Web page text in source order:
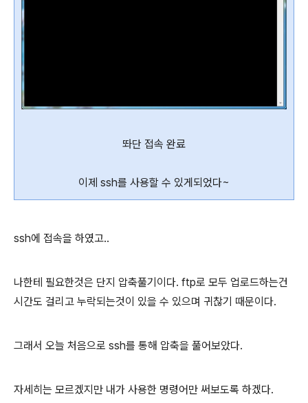
똬단 접속 완료
이제 ssh를 사용할 수 있게되었다~
ssh에 접속을 하였고..
나한테 필요한것은 단지 압축풀기이다. ftp로 모두 업로드하는건
시간도 걸리고 누락되는것이 있을 수 있으며 귀찮기 때문이다.
그래서 오늘 처음으로 ssh를 통해 압축을 풀어보았다.
자세히는 모르겠지만 내가 사용한 명령어만 써보도록 하겠다.